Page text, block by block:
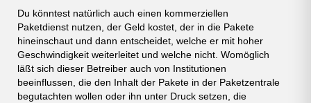
Du könntest natürlich auch einen kommerziellen
Paketdienst nutzen, der Geld kostet, der in die Pakete
hineinschaut und dann entscheidet, welche er mit hoher
Geschwindigkeit weiterleitet und welche nicht. Womöglich
läßt sich dieser Betreiber auch von Institutionen
beeinflussen, die den Inhalt der Pakete in der Paketzentrale
begutachten wollen oder ihn unter Druck setzen, die